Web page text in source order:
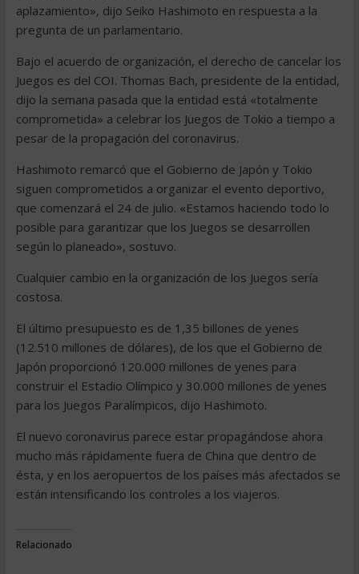
aplazamiento», dijo Seiko Hashimoto en respuesta a la
pregunta de un parlamentario.
Bajo el acuerdo de organización, el derecho de cancelar los
Juegos es del COI. Thomas Bach, presidente de la entidad,
dijo la semana pasada que la entidad está «totalmente
comprometida» a celebrar los Juegos de Tokio a tiempo a
pesar de la propagación del coronavirus.
Hashimoto remarcó que el Gobierno de Japón y Tokio
siguen comprometidos a organizar el evento deportivo,
que comenzará el 24 de julio. «Estamos haciendo todo lo
posible para garantizar que los Juegos se desarrollen
según lo planeado», sostuvo.
Cualquier cambio en la organización de los Juegos sería
costosa.
El último presupuesto es de 1,35 billones de yenes
(12.510 millones de dólares), de los que el Gobierno de
Japón proporcionó 120.000 millones de yenes para
construir el Estadio Olímpico y 30.000 millones de yenes
para los Juegos Paralímpicos, dijo Hashimoto.
El nuevo coronavirus parece estar propagándose ahora
mucho más rápidamente fuera de China que dentro de
ésta, y en los aeropuertos de los países más afectados se
están intensificando los controles a los viajeros.
Relacionado